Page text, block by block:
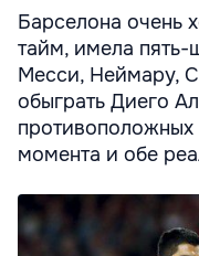
Барселона очень
тайм, имела
Месси, Неймару,
обыграть Диего
противоположных
момента и обе